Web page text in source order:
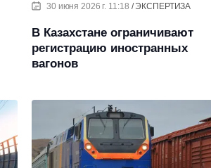
30 июня 2026 г. 11:18 ЭКСПЕРТИЗА
В Казахстане ограничивают
регистрацию иностранных
вагонов